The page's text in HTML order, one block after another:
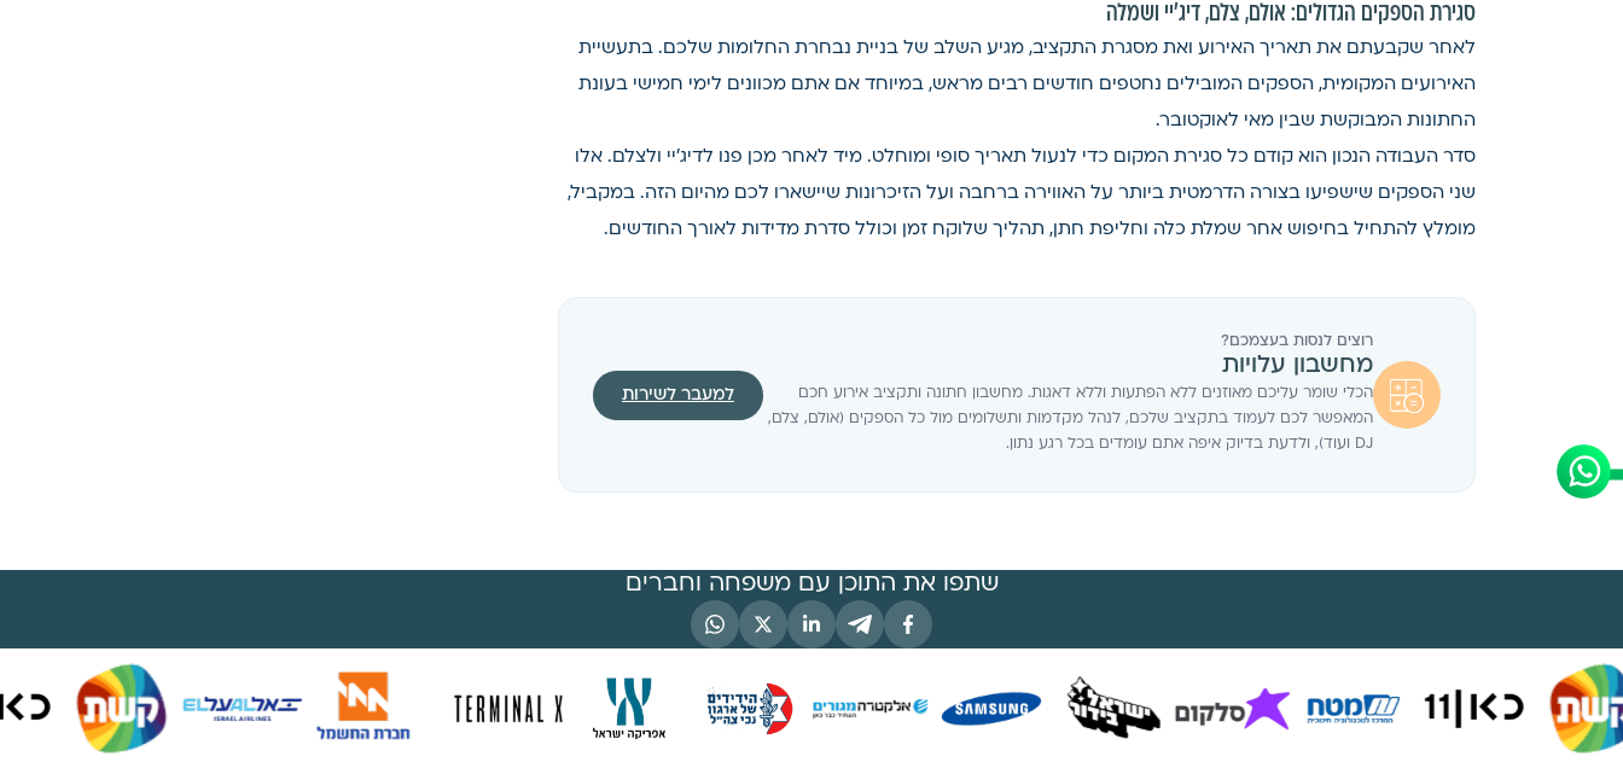
סגירת הספקים הגדולים: אולם, צלם, דיג'יי ושמלה
לאחר שקבעתם את תאריך האירוע ואת מסגרת התקציב, מגיע השלב של בניית נבחרת החלומות שלכם. בתעשיית
האירועים המקומית, הספקים המובילים נחטפים חודשים רבים מראש, במיוחד אם אתם מכוונים לימי חמישי בעונת
החתונות המבוקשת שבין מאי לאוקטובר.
סדר העבודה הנכון הוא קודם כל סגירת המקום כדי לנעול תאריך סופי ומוחלט. מיד לאחר מכן פנו לדיג'יי ולצלם. אלו
שני הספקים שישפיעו בצורה הדרמטית ביותר על האווירה ברחבה ועל הזיכרונות שיישארו לכם מהיום הזה. במקביל,
מומלץ להתחיל בחיפוש אחר שמלת כלה וחליפת חתן, תהליך שלוקח זמן וכולל סדרת מדידות לאורך החודשים.
רוצים לנסות בעצמכם?
מחשבון עלויות
הכלי שומר עליכם מאוזנים ללא הפתעות וללא דאגות. מחשבון חתונה ותקציב אירוע חכם
המאפשר לכם לעמוד בתקציב שלכם, לנהל מקדמות ותשלומים מול כל הספקים (אולם, צלם,
DJ ועוד), ולדעת בדיוק איפה אתם עומדים בכל רגע נתון.
למעבר לשירות
שתפו את התוכן עם משפחה וחברים